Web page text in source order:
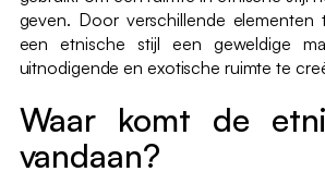
geven. Door verschillende elementen
een etnische stijl een geweldige
uitnodigende en exotische ruimte te
Waar komt de
vandaan?